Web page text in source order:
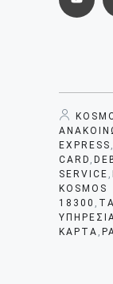
EXPRESS ,
CARD ,
SERVICE ,
KOSMOS
18300 ,
ΚΆΡΤΑ ,